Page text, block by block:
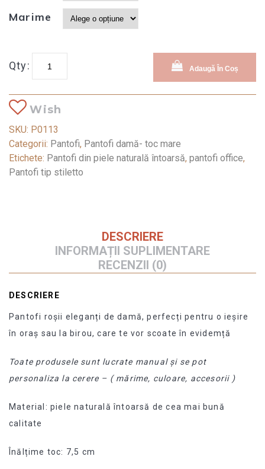
Marime
Qty: Adaugă În Coș
Wish
SKU: P0113
Categorii: Pantofi, Pantofi damă- toc mare
Etichete: Pantofi din piele naturală întoarsă, pantofi office,
Pantofi tip stiletto
DESCRIERE
INFORMAȚII SUPLIMENTARE
RECENZII (0)
DESCRIERE
Pantofi roșii eleganți de damă, perfecți pentru o ieșire
în oraș sau la birou, care te vor scoate în evidemță
Toate produsele sunt lucrate manual și se pot
personaliza la cerere – ( mărime, culoare, accesorii )
Material: piele naturală întoarsă de cea mai bună
calitate
Înălțime toc: 7,5 cm